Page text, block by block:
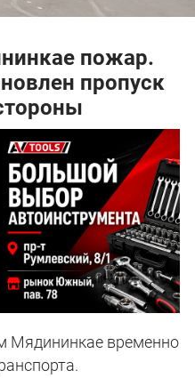
пожар.
пропуск
Мядининкае временно